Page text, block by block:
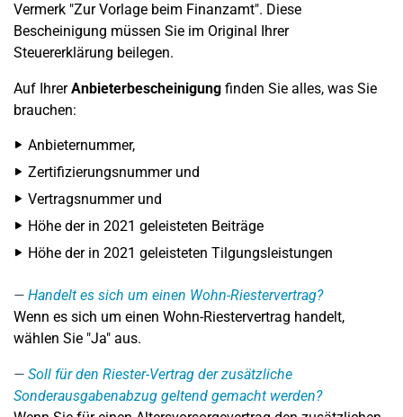
Vermerk "Zur Vorlage beim Finanzamt". Diese
Bescheinigung müssen Sie im Original Ihrer
Steuererklärung beilegen.
Auf IhrerAnbieterbescheinigung finden Sie alles, was Sie
brauchen:
Anbieternummer,
Zertifizierungsnummer und
Vertragsnummer und
Höhe der in 2021 geleisteten Beiträge
Höhe der in 2021 geleisteten Tilgungsleistungen
Handelt es sich um einen Wohn-Riestervertrag?
Wenn es sich um einen Wohn-Riestervertrag handelt,
wählen Sie "Ja" aus.
Soll für den Riester-Vertrag der zusätzliche
Sonderausgabenabzug geltend gemacht werden?